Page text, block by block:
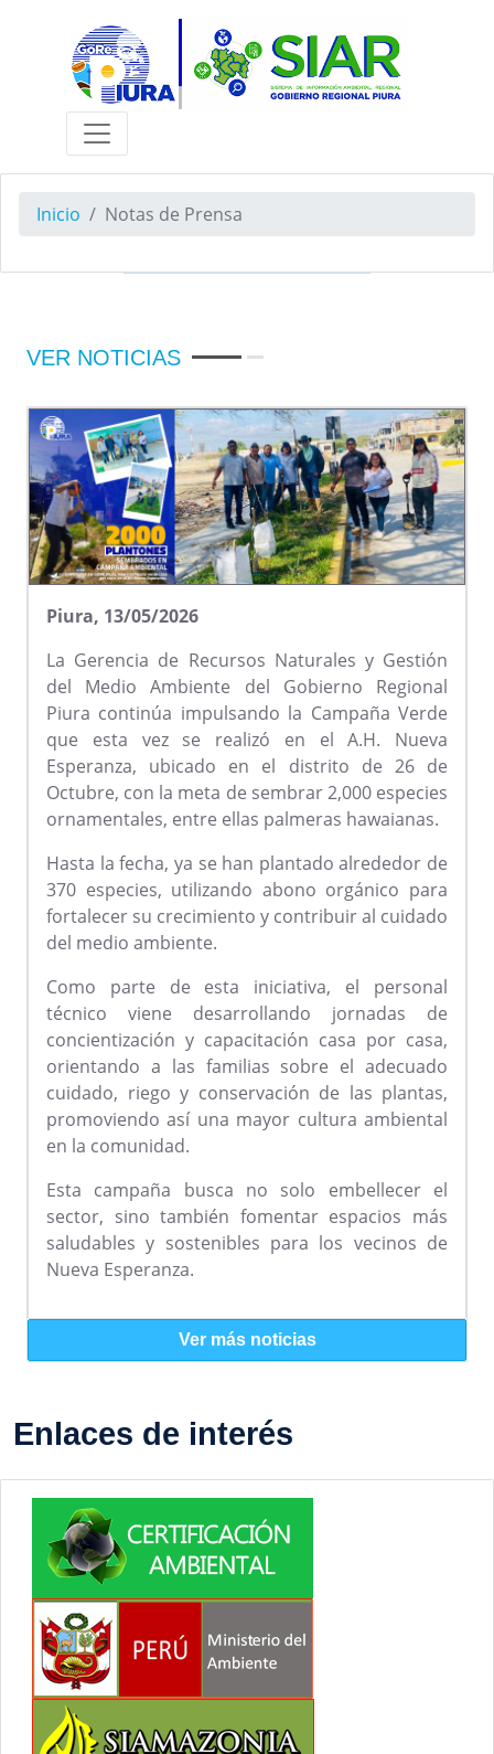
Inicio Notas de Prensa
VER NOTICIAS
Piura, 13/05/2026
La Gerencia de Recursos Naturales y Gestión
del Medio Ambiente del Gobierno Regional
Piura continúa impulsando la Campaña Verde
que esta vez se realizó en el A.H. Nueva
Esperanza, ubicado en el distrito de 26 de
Octubre, con la meta de sembrar 2,000 especies
ornamentales, entre ellas palmeras hawaianas.
Hasta la fecha, ya se han plantado alrededor de
370 especies, utilizando abono orgánico para
fortalecer su crecimiento y contribuir al cuidado
del medio ambiente.
Como parte de esta iniciativa, el personal
técnico viene desarrollando jornadas de
concientización y capacitación casa por casa,
orientando a las familias sobre el adecuado
cuidado, riego y conservación de las plantas,
promoviendo así una mayor cultura ambiental
en la comunidad.
Esta campaña busca no solo embellecer el
sector, sino también fomentar espacios más
saludables y sostenibles para los vecinos de
Nueva Esperanza.
Ver más noticias
Enlaces de interés